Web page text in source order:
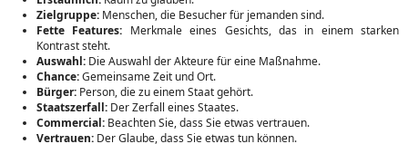
Zielgruppe: Menschen, die Besucher für jemanden sind.
Fette Features: Merkmale eines Gesichts, das in einem starken
Kontrast steht.
Auswahl: Die Auswahl der Akteure für eine Maßnahme.
Chance:Gemeinsame Zeit und Ort.
Bürger: Person, die zu einem Staat gehört.
Staatszerfall: Der Zerfall eines Staates.
Commercial: Beachten Sie, dass Sie etwas vertrauen.
Vertrauen: Der Glaube, dass Sie etwas tun können.